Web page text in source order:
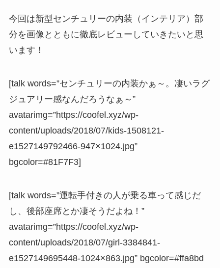
今回は新型センチュリーの内装（インテリア）部
分を画像とともに徹底レビューしていきたいと思
います！
[talk words=”センチュリーの内装かぁ～。凄いラグ
ジュアリー感なんだろうなぁ～”
avatarimg=”https://coofel.xyz/wp-
content/uploads/2018/07/kids-1508121-
e1527149792466-947×1024.jpg”
bgcolor=#81F7F3]
[talk words=”運転手付きの人が乗る車って感じだ
し、後部座席とか凄そうだよね！”
avatarimg=”https://coofel.xyz/wp-
content/uploads/2018/07/girl-3384841-
e1527149695448-1024×863.jpg” bgcolor=#ffa8bd